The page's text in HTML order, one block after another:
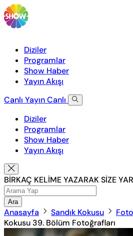
Diziler
Programlar
Show Haber
Yayın Akışı
Canlı YayınCanlı
Diziler
Programlar
Show Haber
Yayın Akışı
BİRKAÇ KELİME YAZARAK SİZE
Ara
Anasayfa Sandık Kokusu
Kokusu 39. Bölüm Fotoğrafları